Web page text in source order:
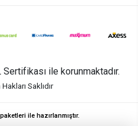
ile korunmaktadır.
Saklıdır
ile hazırlanmıştır.